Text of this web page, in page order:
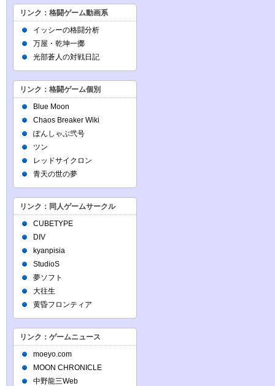
リンク：格闘ゲーム動画系
イッシーの格闘分析
万屋・乾坤一擲
光部蒼人の対戦日記
リンク：格闘ゲーム個別
Blue Moon
Chaos Breaker Wiki
ぽんしゃぶ弐号
ツン
レッドサイクロン
青天の世の夢
リンク：同人ゲームサークル
CUBETYPE
DIV
kyanpisia
StudioS
夢ソフト
大往生
黄昏フロンティア
リンク：ゲームニュース
moeyo.com
MOON CHRONICLE
中野龍三Web